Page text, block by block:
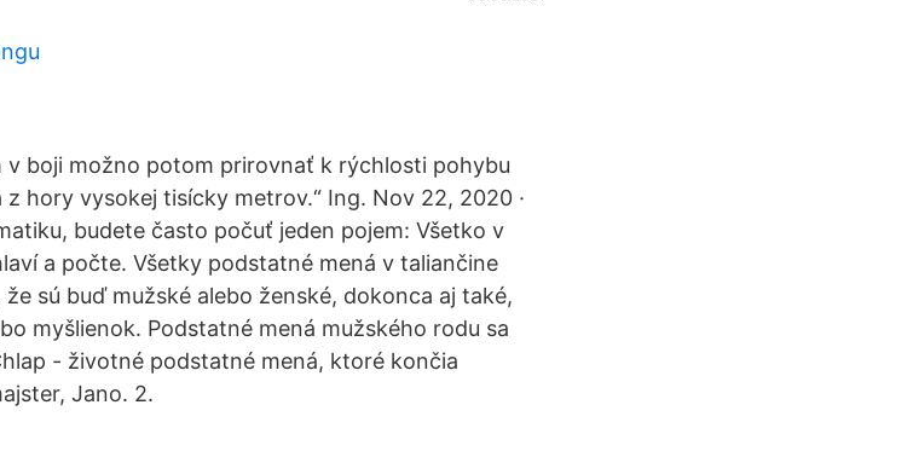
v boji možno potom prirovnať k rýchlosti pohybu
hory vysokej tisícky metrov.“ Ing. Nov 22, 2020 ·
budete často počuť jeden pojem: Všetko v
a počte. Všetky podstatné mená v taliančine
sú buď mužské alebo ženské, dokonca aj také,
myšlienok. Podstatné mená mužského rodu sa
- životné podstatné mená, ktoré končia
Jano. 2.